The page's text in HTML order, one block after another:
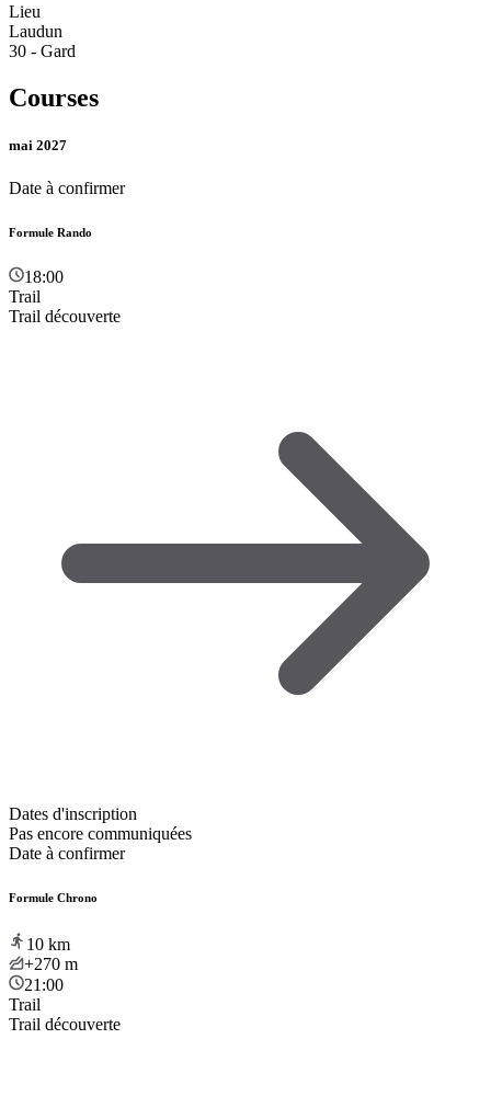
Lieu
Laudun
30 - Gard
Courses
mai 2027
Date à confirmer
Formule Rando
18:00
Trail
Trail découverte
Dates d'inscription
Pas encore communiquées
Date à confirmer
Formule Chrono
10 km
+270 m
21:00
Trail
Trail découverte